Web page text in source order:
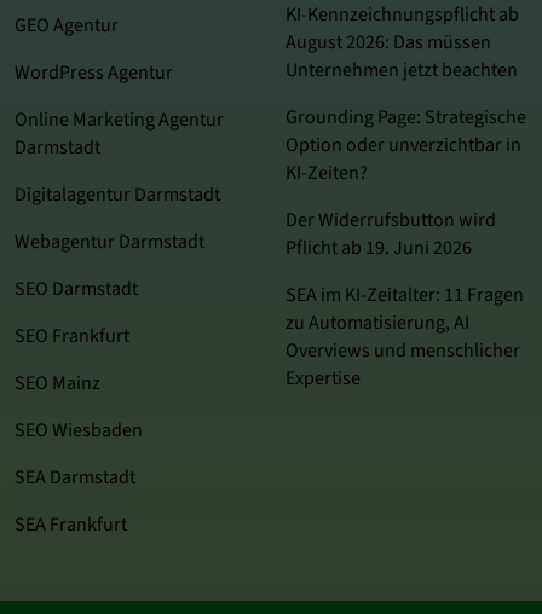
GEO Agentur
WordPress Agentur
Online Marketing Agentur
Darmstadt
Digitalagentur Darmstadt
Webagentur Darmstadt
SEO Darmstadt
SEO Frankfurt
SEO Mainz
SEO Wiesbaden
SEA Darmstadt
SEA Frankfurt
KI-Kennzeichnungspflicht ab
August 2026: Das müssen
Unternehmen jetzt beachten
Grounding Page: Strategische
Option oder unverzichtbar in
KI-Zeiten?
Der Widerrufsbutton wird
Pflicht ab 19. Juni 2026
SEA im KI‑Zeitalter: 11 Fragen
zu Automatisierung, AI
Overviews und menschlicher
Expertise